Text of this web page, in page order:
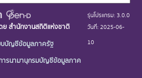
ย สำนักงานสถิติแห่งชาติ
บบัญชีข้อมูลภาครัฐ
ารนามานุกรมบัญชีข้อมูลภาค
รุ่นโปรแกรม: 3.0.0
วันที่: 2025-06-
10